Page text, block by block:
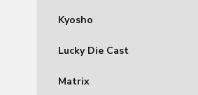
Kyosho
Lucky Die Cast
Matrix